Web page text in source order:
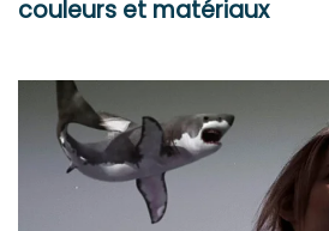
couleurs et matériaux